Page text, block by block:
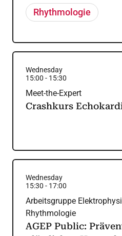
Rhythmologie
Wednesday
15:00 - 15:30
Meet-the-Expert
Crashkurs
Wednesday
15:30 - 17:00
Arbeitsgruppe
Rhythmologie
AGEP Public: